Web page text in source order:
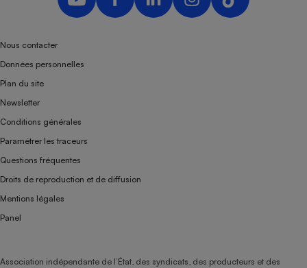
Nous contacter
Données personnelles
Plan du site
Newsletter
Conditions générales
Paramétrer les traceurs
Questions fréquentes
Droits de reproduction et de diffusion
Mentions légales
Panel
Association indépendante de l’État, des syndicats, des producteurs et des